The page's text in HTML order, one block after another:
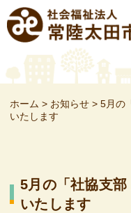
Skip
to
content
ホーム > お知らせ > 5月の
いたします
5月の「社協支
いたします